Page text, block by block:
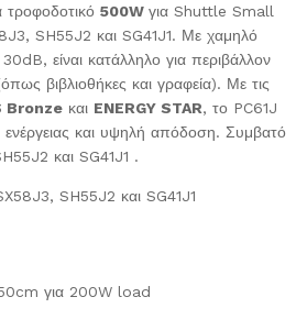
τροφοδοτικό 500W για Shuttle Small
SH55J2 και SG41J1. Με χαμηλό
είναι κατάλληλο για περιβάλλον
βιβλιοθήκες και γραφεία). Με τις
Bronze και ENERGY STAR, το PC61J
ενέργειας και υψηλή απόδοση. Συμβατό
και SG41J1 .
SH55J2 και SG41J1
για 200W load